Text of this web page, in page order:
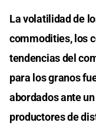
La volatilidad de
commodities, los
tendencias del
para los granos
abordados ante
productores de